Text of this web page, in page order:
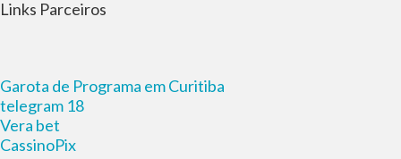
Links Parceiros
Garota de Programa em Curitiba
telegram 18
Vera bet
CassinoPix